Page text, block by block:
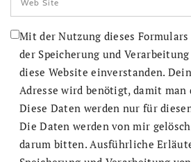
Mit der Nutzung dieses
der Speicherung und
diese Website einverstanden.
Adresse wird benötigt, damit man
Diese Daten werden nur für
Die Daten werden von mir
darum bitten. Ausführliche